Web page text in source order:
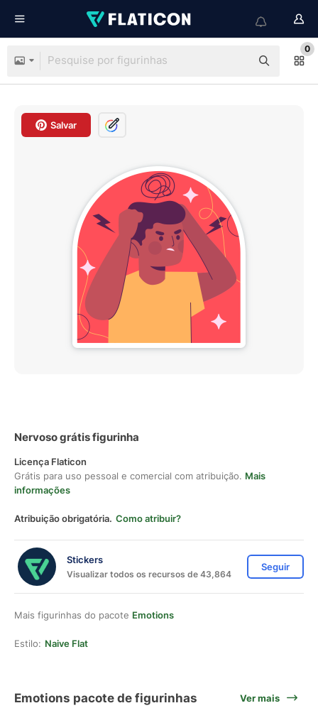
0
Salvar
Nervoso grátis figurinha
Licença Flaticon
Grátis para uso pessoal e comercial com atribuição. Mais
informações
Atribuição obrigatória. Como atribuir?
Stickers
Visualizar todos os recursos de 43,864
Seguir
Mais figurinhas do pacote Emotions
Estilo: Naive Flat
Emotions pacote de figurinhas Ver mais